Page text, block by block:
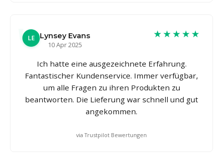
LE
Lynsey Evans
10 Apr 2025
★★★★★
Ich hatte eine ausgezeichnete Erfahrung.
Fantastischer Kundenservice. Immer verfügbar,
um alle Fragen zu ihren Produkten zu
beantworten. Die Lieferung war schnell und gut
angekommen.
via Trustpilot Bewertungen